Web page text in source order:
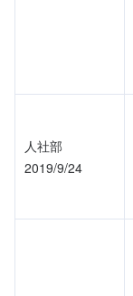
人社部
2019/9/24